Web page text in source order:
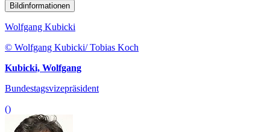
Bildinformationen
Wolfgang Kubicki
© Wolfgang Kubicki/ Tobias Koch
Kubicki, Wolfgang
Bundestagsvizepräsident
()